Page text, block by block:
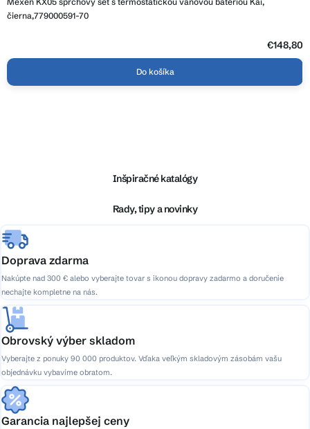
čierna,779000591-70
€148,80
Do košíka
e
Inšpiračné katalógy
Rady, tipy a novinky
Doprava zdarma
Nakúpte nad 300 € alebo vyberajte tovar s ikonou dopravy zadarmo a doručenie
nechajte kompletne na nás.
Obrovský výber skladom
Vyberajte z ponuky 90 000 produktov. Vďaka veľkým skladovým zásobám vašu
objednávku vybavíme obratom.
Garancia najlepšej ceny